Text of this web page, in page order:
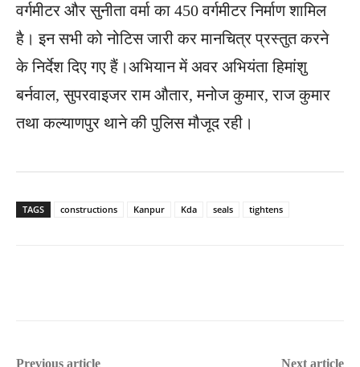
वर्गमीटर और सुनीता वर्मा का 450 वर्गमीटर निर्माण शामिल
है। इन सभी को नोटिस जारी कर मानचित्र प्रस्तुत करने
के निर्देश दिए गए हैं।अभियान में अवर अभियंता हिमांशु
बर्नवाल, सुपरवाइजर राम औतार, मनोज कुमार, राज कुमार
तथा कल्याणपुर थाने की पुलिस मौजूद रही।
TAGS constructions Kanpur Kda seals tightens
Previous article Next article